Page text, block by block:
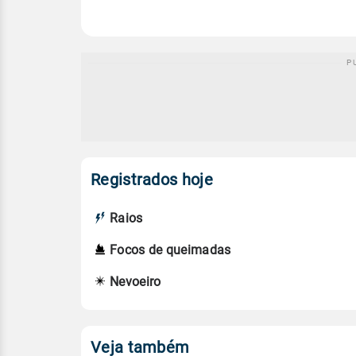
Registrados hoje
Raios
Focos de queimadas
Nevoeiro
Veja também